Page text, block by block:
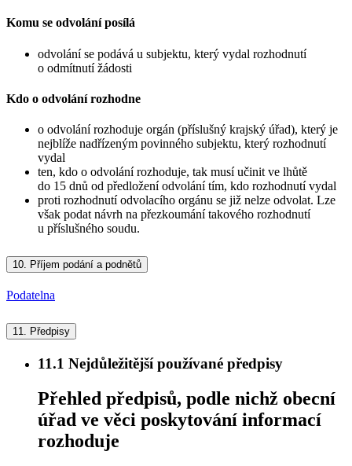
Komu se odvolání posílá
odvolání se podává u subjektu, který vydal rozhodnutí
o odmítnutí žádosti
Kdo o odvolání rozhodne
o odvolání rozhoduje orgán (příslušný krajský úřad), který je
nejblíže nadřízeným povinného subjektu, který rozhodnutí
vydal
ten, kdo o odvolání rozhoduje, tak musí učinit ve lhůtě
do 15 dnů od předložení odvolání tím, kdo rozhodnutí vydal
proti rozhodnutí odvolacího orgánu se již nelze odvolat. Lze
však podat návrh na přezkoumání takového rozhodnutí
u příslušného soudu.
10. Příjem podání a podnětů
Podatelna
11. Předpisy
11.1 Nejdůležitější používané předpisy
Přehled předpisů, podle nichž obecní
úřad ve věci poskytování informací
rozhoduje